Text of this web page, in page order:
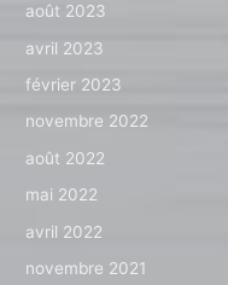
août 2023
avril 2023
février 2023
novembre 2022
août 2022
mai 2022
avril 2022
novembre 2021